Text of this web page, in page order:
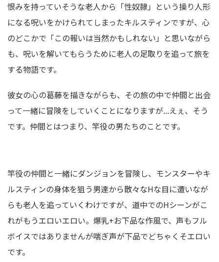
恨みを持っていそうな老人から「性奴隷」という操り人形
になる呪いをかけられてしまったキルスティンですが、心
のどこかで「この報いは当然かもしれない」と思いながら
も、呪いを解いてもらうために老人の足取りを追って旅を
する物語です。
彼女の心の葛藤を描きながらも、その旅の中で仲間と出会
って一緒に冒険をしていくことになりますが...えぇ、そう
です。仲間とはつまり、竿役の男たちのことです。
竿役の仲間と一緒にダンジョンを冒険し、モンスターやキ
ルスティンの身体を狙う男達から散々なHな目に遭いなが
らも老人を追っていくわけですが、道中でのHシーンがこ
れがもうエロいエロい。爆乳+お下品な作風で、声もフル
ボイスではありませんが喘ぎ声が下品でどちゃくそエロい
です。